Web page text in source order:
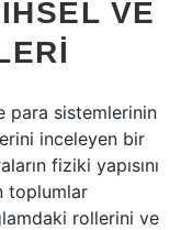
VE
para sistemlerinin
inceleyen bir
fiziki yapısını
toplumlar
rollerini ve